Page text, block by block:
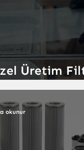
Üretim
– Esnek
okunur